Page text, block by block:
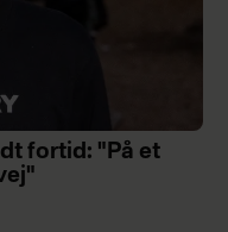
fortid: "På et